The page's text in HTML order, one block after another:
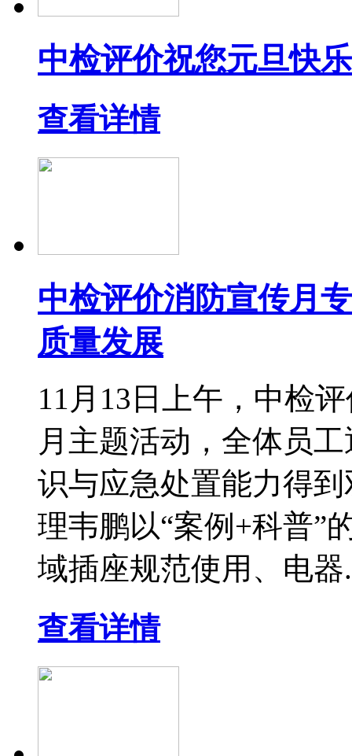
中检评价祝您元旦快
查看详情
中检评价消防宣传月
质量发展
11月13日上午，中检
月主题活动，全体员
识与应急处置能力得
理韦鹏以“案例+科普”
域插座规范使用、电器
查看详情